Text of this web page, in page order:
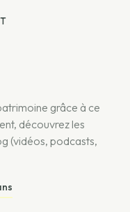
grâce à ce
découvrez les
(vidéos, podcasts,